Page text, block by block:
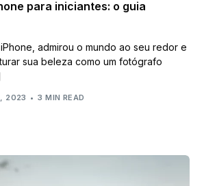
para iniciantes: o guia
admirou o mundo ao seu redor e
sua beleza como um fotógrafo
2023 3 MIN READ